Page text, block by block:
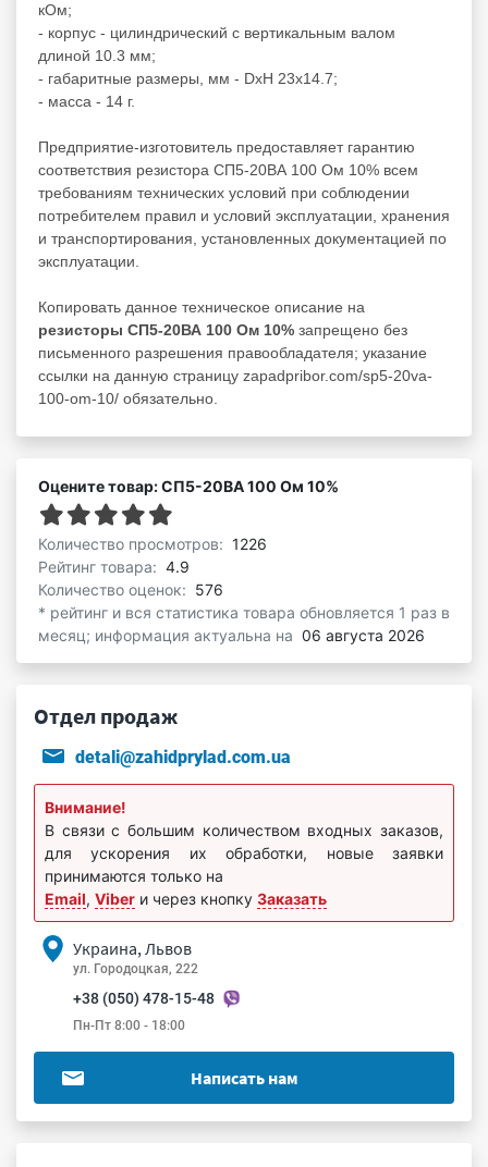
кОм;
- корпус - цилиндрический с вертикальным валом
длиной 10.3 мм;
- габаритные размеры, мм - DxH 23x14.7;
- масса - 14 г.
Предприятие-изготовитель предоставляет гарантию
соответствия резистора СП5-20ВА 100 Ом 10% всем
требованиям технических условий при соблюдении
потребителем правил и условий эксплуатации, хранения
и транспортирования, установленных документацией по
эксплуатации.
Копировать данное техническое описание на
резисторы СП5-20ВА 100 Ом 10% запрещено без
письменного разрешения правообладателя; указание
ссылки на данную страницу zapadpribor.com/sp5-20va-
100-om-10/ обязательно.
Оцените товар: СП5-20ВА 100 Ом 10%
Количество просмотров: 1226
Рейтинг товара: 4.9
Количество оценок: 576
* рейтинг и вся статистика товара обновляется 1 раз в
месяц; информация актуальна на 06 августа 2026
Отдел продаж
detali@zahidprylad.com.ua
Внимание!
В связи с большим количеством входных заказов,
для ускорения их обработки, новые заявки
принимаются только на
Email, Viber и через кнопку Заказать
Украина, Львов
ул. Городоцкая, 222
+38 (050) 478-15-48
Пн-Пт 8:00 - 18:00
Написать нам